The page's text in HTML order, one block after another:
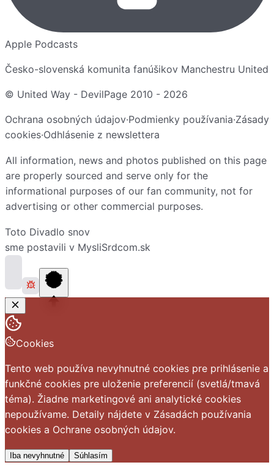
Apple Podcasts
Česko-slovenská komunita fanúšikov Manchestru United
© United Way - DevilPage 2010 - 2026
Ochrana osobných údajov·Podmienky používania·Zásady
cookies·Odhlásenie z newslettera
All information, news and photos published on this page
are properly sourced and serve only for the
informational purposes of our fan community, not for
advertising or other commercial purposes.
Toto Divadlo snov
sme postavili v MysliSrdcom.sk
Cookies
Tento web používa nevyhnutné cookies pre prihlásenie a
funkčné cookies pre uloženie preferencií (svetlá/tmavá
téma). Žiadne marketingové ani analytické cookies
nepoužívame. Detaily nájdete v Zásadách používania
cookies a Ochrane osobných údajov.
Iba nevyhnutné Súhlasím